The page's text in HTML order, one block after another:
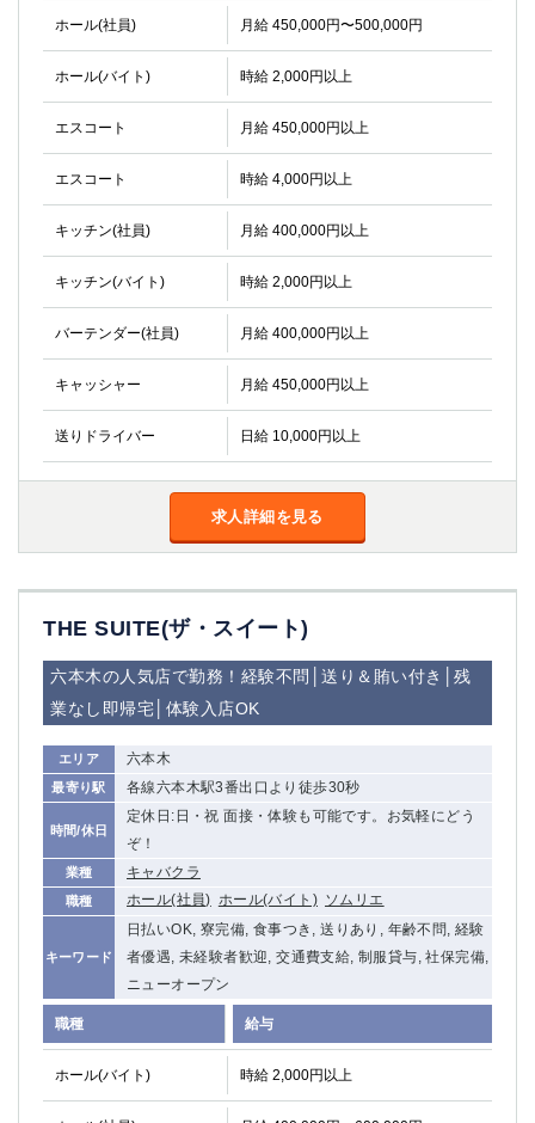
ホール(社員) 月給 450,000円〜500,000円
ホール(バイト) 時給 2,000円以上
エスコート 月給 450,000円以上
エスコート 時給 4,000円以上
キッチン(社員) 月給 400,000円以上
キッチン(バイト) 時給 2,000円以上
バーテンダー(社員) 月給 400,000円以上
キャッシャー 月給 450,000円以上
送りドライバー 日給 10,000円以上
求人詳細を見る
THE SUITE(ザ・スイート)
六本木の人気店で勤務！経験不問│送り＆賄い付き│残
業なし即帰宅│体験入店OK
エリア 六本木
最寄り駅 各線六本木駅3番出口より徒歩30秒
時間/休日
定休日:日・祝 面接・体験も可能です。お気軽にどう
ぞ！
業種 キャバクラ
職種 ホール(社員) ホール(バイト) ソムリエ
キーワード
日払いOK, 寮完備, 食事つき, 送りあり, 年齢不問, 経験
者優遇, 未経験者歓迎, 交通費支給, 制服貸与, 社保完備,
ニューオープン
職種 給与
ホール(バイト) 時給 2,000円以上